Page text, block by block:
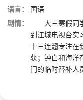
语言：
国语
剧情：
大三寒假同学
到江城电视台实
十三连翘专注在
获；钟白和海洋
门的临时替补人